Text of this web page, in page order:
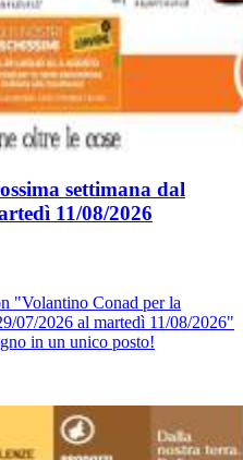
settimana dal
11/08/2026
"Volantino Conad per la
07/2026 al martedì 11/08/2026"
in un unico posto!